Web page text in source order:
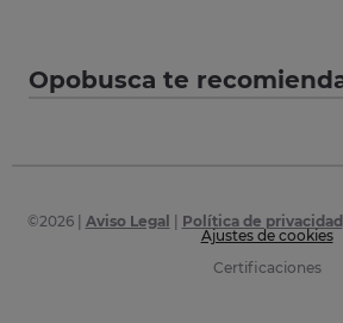
Opobusca te
©2026| Aviso Legal Política de privacidad
Ajustes de cookies
Certificaciones